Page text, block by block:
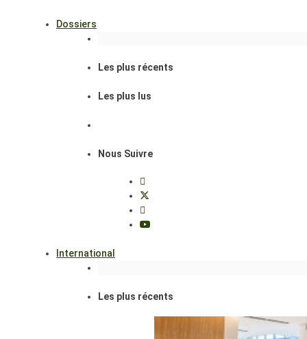
Dossiers
Les plus récents
Les plus lus
Nous Suivre
International
Les plus récents